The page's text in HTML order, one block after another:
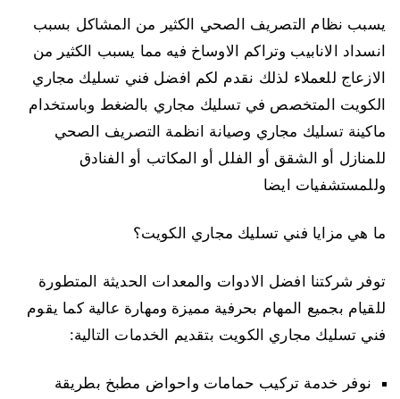
يسبب نظام التصريف الصحي الكثير من المشاكل بسبب
انسداد الانابيب وتراكم الاوساخ فيه مما يسبب الكثير من
الازعاج للعملاء لذلك نقدم لكم افضل فني تسليك مجاري
الكويت المتخصص في تسليك مجاري بالضغط وباستخدام
ماكينة تسليك مجاري وصيانة انظمة التصريف الصحي
للمنازل أو الشقق أو الفلل أو المكاتب أو الفنادق
وللمستشفيات ايضا
ما هي مزايا فني تسليك مجاري الكويت؟
توفر شركتنا افضل الادوات والمعدات الحديثة المتطورة
للقيام بجميع المهام بحرفية مميزة ومهارة عالية كما يقوم
فني تسليك مجاري الكويت بتقديم الخدمات التالية:
نوفر خدمة تركيب حمامات واحواض مطبخ بطريقة